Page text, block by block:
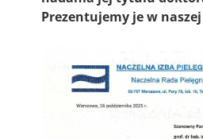
Prezentujemy je w